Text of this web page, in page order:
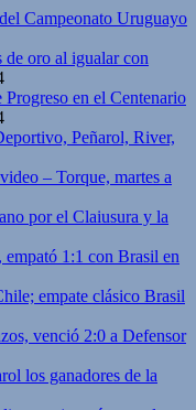
Campeonato Uruguayo
de oro al igualar con
en el Centenario
Peñarol, River,
– Torque, martes a
por el Claiusura y la
1:1 con Brasil en
empate clásico Brasil
venció 2:0 a Defensor
los ganadores de la